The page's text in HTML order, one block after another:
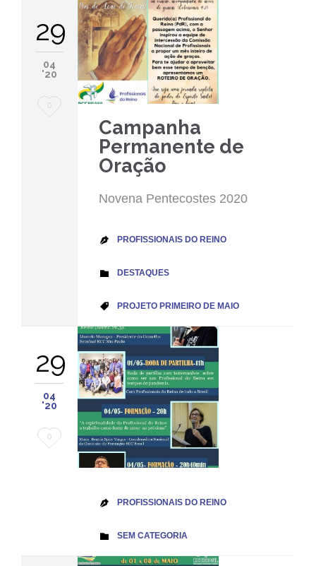
29
04
'20
Love
0
Campanha
Permanente de
Oração
Novena Pentecostes 2020
 PROFISSIONAIS DO REINO
 CATEGORY
DESTAQUES
 CATEGORY
PROJETO PRIMEIRO DE MAIO
29
04
'20
Love
0
 PROFISSIONAIS DO REINO
 CATEGORY
SEM CATEGORIA